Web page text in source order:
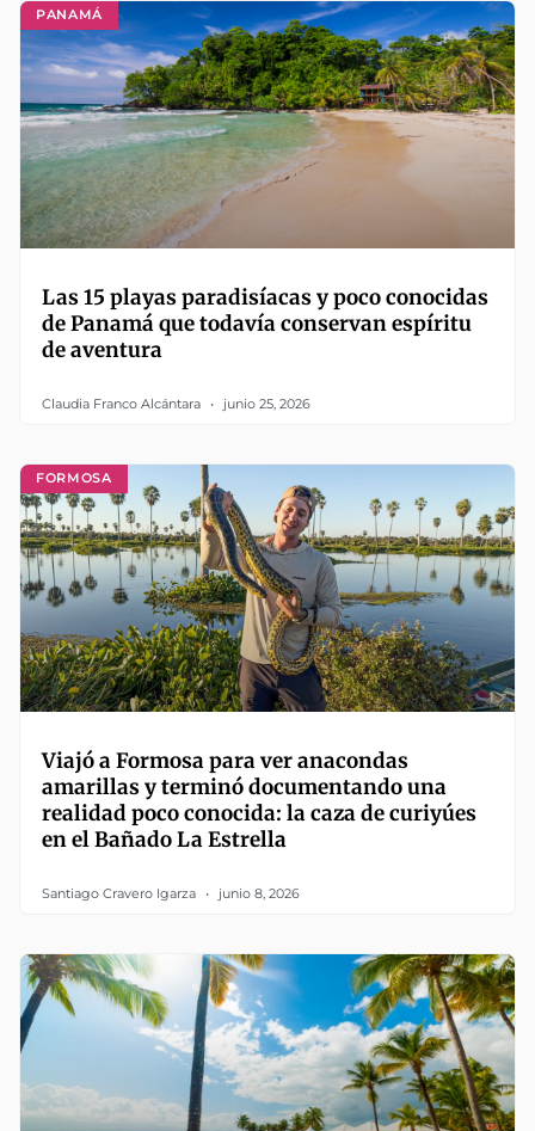
PANAMÁ
Las 15 playas paradisíacas y poco conocidas
de Panamá que todavía conservan espíritu
de aventura
Claudia Franco Alcántara junio 25, 2026
FORMOSA
Viajó a Formosa para ver anacondas
amarillas y terminó documentando una
realidad poco conocida: la caza de curiyúes
en el Bañado La Estrella
Santiago Cravero Igarza junio 8, 2026